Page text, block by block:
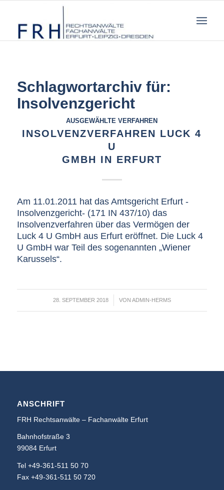
Schlagwortarchiv für:
Insolvenzgericht
AUSGEWÄHLTE VERFAHREN
INSOLVENZVERFAHREN LUCK 4
U
GMBH IN ERFURT
Am 11.01.2011 hat das Amtsgericht Erfurt -
Insolvenzgericht- (171 IN 437/10) das
Insolvenzverfahren über das Vermögen der
Luck 4 U GmbH aus Erfurt eröffnet. Die Luck 4
U GmbH war Teil des sogenannten „Wiener
Karussels“.
28. SEPTEMBER 2018
/ VON ADMIN-HERMS
ANSCHRIFT
FRH Rechtsanwälte – Fachanwälte Erfurt
Bahnhofstraße 3
99084 Erfurt
Tel +49-361-511 50 70
Fax +49-361-511 50 720